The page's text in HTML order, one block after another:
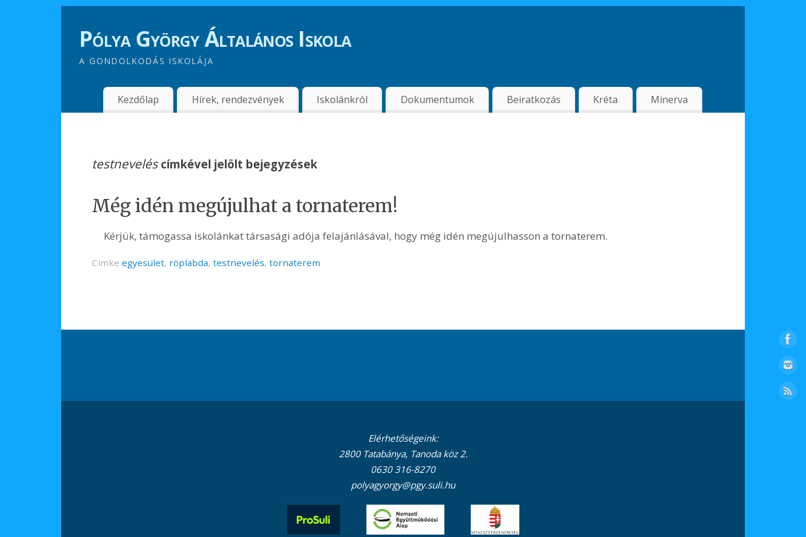
Pólya György Általános Iskola
A GONDOLKODÁS ISKOLÁJA
Kezdőlap Hírek, rendezvények Iskolánkról Dokumentumok Beiratkozás Kréta Minerva
testneveléscímkével jelölt bejegyzések
Még idén megújulhat a tornaterem!
Kérjük, támogassa iskolánkat társasági adója felajánlásával, hogy még idén megújulhasson a tornaterem.
Címke egyesület, röplabda, testnevelés, tornaterem
Elérhetőségeink:
2800 Tatabánya, Tanoda köz 2.
0630 316-8270
polyagyorgy@pgy.suli.hu